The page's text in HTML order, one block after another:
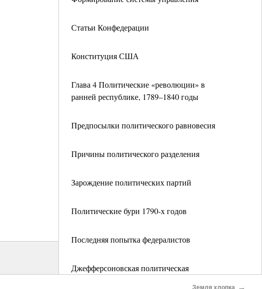
Статьи Конфедерации
Конституция США
Глава 4 Политические «революции» в
ранней республике, 1789–1840 годы
Предпосылки политического равновесия
Причины политического разделения
Зарождение политических партий
Политические бури 1790-х годов
Последняя попытка федералистов
Джефферсоновская политическая
Земля хлопка →